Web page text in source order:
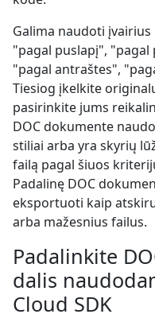
Galima naudoti
"pagal puslapį",
"pagal antraštes",
Tiesiog įkelkite
pasirinkite jums
DOC dokumente
stiliai arba yra skyrių
failą pagal šiuos
Padalinę DOC
eksportuoti kaip
arba mažesnius failus.
Padalinkite
dalis
Cloud SDK